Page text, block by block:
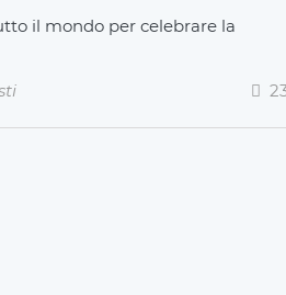
il mondo per celebrare la